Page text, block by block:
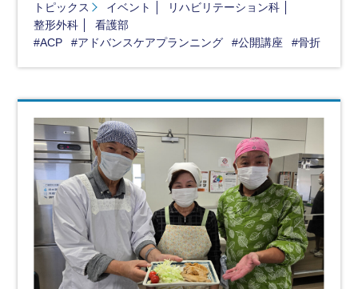
トピックス イベント
リハビリテーション科
整形外科
看護部
#ACP
#アドバンスケアプランニング #公開講座 #骨折